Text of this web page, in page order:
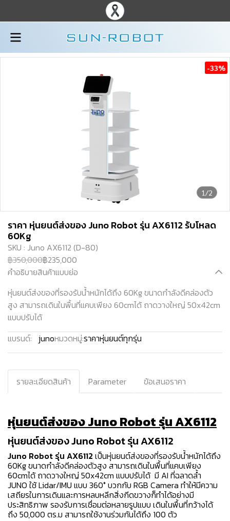
1/2
-33%
ราคา หุ่นยนต์ส่งของ Juno Robot รุ่น AX6112 รับโหลด
60Kg
SKU : Juno AX6112 (D-80)
฿350,000฿235,000
คำอธิบายสินค้าแบบย่อ
หุ่นยนต์ส่งของที่รองรับน้ำหนักได้ถึง 60Kg ขนาดกำลังดีคล่องตัว
สูง สามารถเดินในพื้นที่แคบเพียง 60cmได้ ถาดวางใหญ่ 50x42cm
แบบปรับได้
แบรนด์: junoหมวดหมู่:ราคาหุ่นยนต์ทุกรุ่น
รายละเอียดสินค้า Parameter ข้อเสนอราคา
หุ่นยนต์ส่งของ Juno Robot รุ่น AX6112
หุ่นยนต์ส่งของ Juno Robot รุ่น AX6112
Juno Robot รุ่น AX6112 เป็นหุ่นยนต์ส่งของที่รองรับน้ำหนักได้ถึง
60Kg ขนาดกำลังดีคล่องตัวสูง สามารถเดินในพื้นที่แคบเพียง
60cmได้ ถาดวางใหญ่ 50x42cm แบบปรับได้ มี AI ที่ฉลาดล้ำ
JUNO ใช้ Lidar/IMU แบบ 360° บวกกับ RGB Camera ทำให้มีความ
เสถียรในการเดินและการหลบหลีกสิ่งกีดขวางก็ทำได้อย่างมี
ประสิทธิภาพ รองรับการเชื่อมต่อหลายรูปแบบ เดินในพื้นที่กว้างได้
ถึง 50,000 ตร.ม สามารถใช้งานร่วมกันได้ถึง 100 ตัว